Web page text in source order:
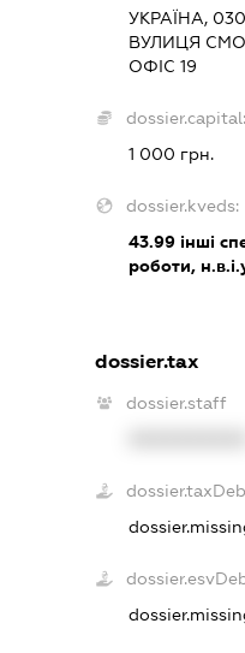
УКРАЇНА,
ВУЛИЦЯ
ОФІС 19
dossier.capital:
1 000 грн.
dossier.kveds:
43.99 інші
роботи,
dossier.tax
dossier.staff